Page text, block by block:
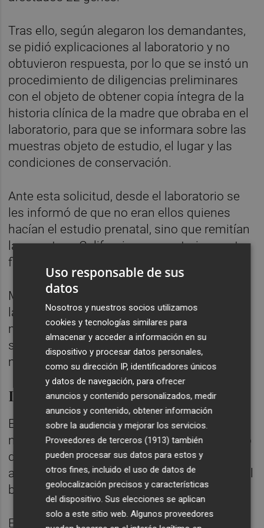
Tras ello, según alegaron los demandantes,
se pidió explicaciones al laboratorio y no
obtuvieron respuesta, por lo que se instó un
procedimiento de diligencias preliminares
con el objeto de obtener copia íntegra de la
historia clínica de la madre que obraba en el
laboratorio, para que se informara sobre las
muestras objeto de estudio, el lugar y las
condiciones de conservación.
Ante esta solicitud, desde el laboratorio se
les informó de que no eran ellos quienes
hacían el estudio prenatal, sino que remitían
la muestra a California, que posteriormente
firmaban y entregaban a los demandantes.
Más tarde, en el procedimiento judicial, el
laboratorio apuntó que ya no conservaba la
muestra de sangre analizada, con lo que no
se podía hacer un nuevo estudio sobre la
misma.
La enfermedad
En cuanto a la enfermedad que padece la
niña, también llamada Síndrome de Maullido
del Gato, se caracteriza por retraso mental,
anomalías cráneo-faciales y una deleción del
brazo corto del cromosoma del par 5.
Está caracterizada por un llanto distintivo
Uso responsable de sus
datos
Nosotros y nuestros socios utilizamos
cookies y tecnologías similares para
almacenar y acceder a información en su
dispositivo y procesar datos personales,
como su dirección IP, identificadores únicos
y datos de navegación, para ofrecer
anuncios y contenido personalizados, medir
anuncios y contenido, obtener información
sobre la audiencia y mejorar los servicios.
Proveedores de terceros (1913) también
pueden procesar sus datos para estos y
otros fines, incluido el uso de datos de
geolocalización precisos y características
del dispositivo. Sus elecciones se aplican
solo a este sitio web. Algunos proveedores